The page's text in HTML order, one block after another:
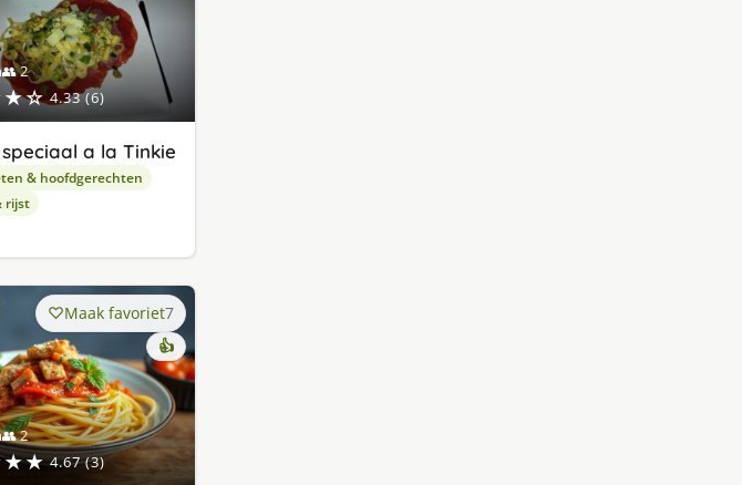
👥 2
4.33 (6)
a la Tinkie
& hoofdgerechten
rijst
👥 2
4.67 (3)
Maak favoriet7
👍